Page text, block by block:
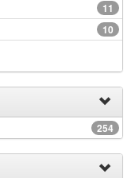
11
10
254